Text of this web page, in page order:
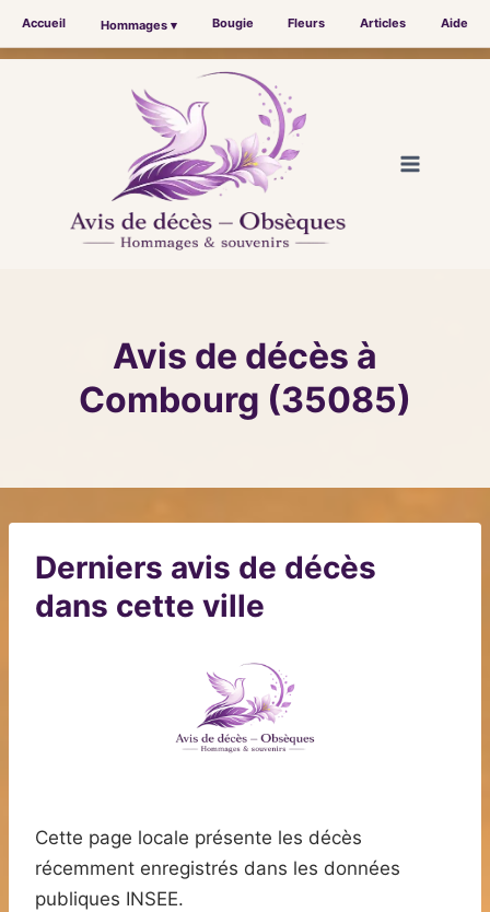
Accueil Hommages ▾ Bougie Fleurs Articles Aide
Avis de décès à
Combourg (35085)
Derniers avis de décès
dans cette ville
Cette page locale présente les décès
récemment enregistrés dans les données
publiques INSEE.